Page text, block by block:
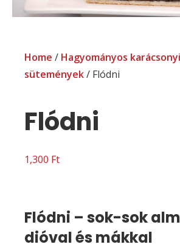
Home / Hagyományos karácsonyi
sütemények/ Flódni
Flódni
1,300 Ft
Flódni – sok-sok
dióval és mákkal